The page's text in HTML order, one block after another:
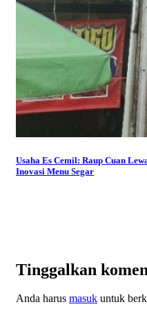
Usaha Es Cemil: Raup Cuan
Inovasi Menu Segar
Tinggalkan
Anda harus masuk untuk